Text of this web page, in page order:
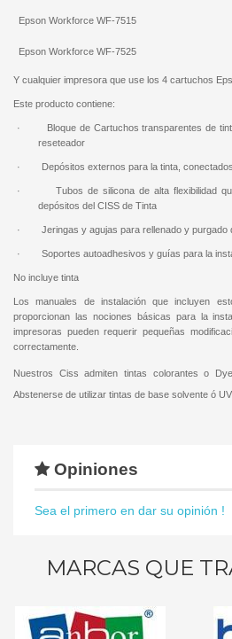
Epson Workforce WF-7515
Epson Workforce WF-7525
Y cualquier impresora que use los 4 cartuchos
Este producto contiene:
· Bloque de Cartuchos transparentes de
reseteador
· Depósitos externos para la tinta, conectados
· Tubos de silicona de alta flexibilidad
depósitos del CISS de Tinta
· Jeringas y agujas para rellenado y purgado
· Soportes autoadhesivos y guías para la
No incluye tinta
Los manuales de instalación que incluyen
proporcionan las nociones básicas para la
impresoras pueden requerir pequeñas
correctamente.
Nuestros Ciss admiten tintas colorantes o
Abstenerse de utilizar tintas de base solvente ó UV
Opiniones
Sea el primero en dar su opinión !
MARCAS QUE